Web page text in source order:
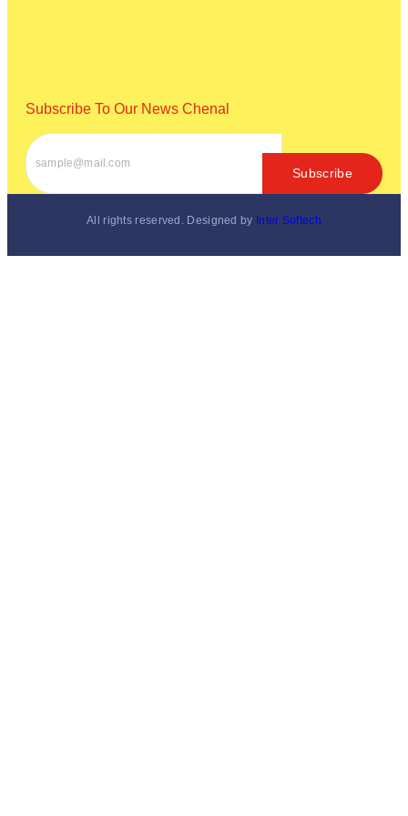
Subscribe To Our News Chenal
Subscribe
All rights reserved. Designed by Inter Softech